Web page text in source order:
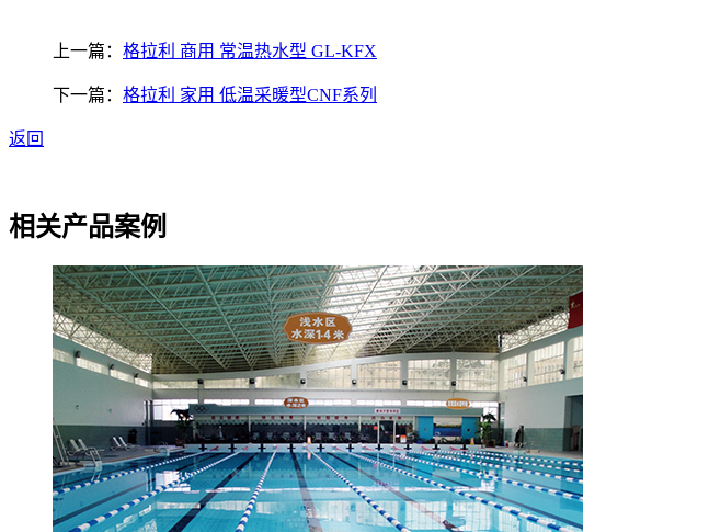
上一篇： 格拉利 商用 常温热水型 GL-KFX
下一篇： 格拉利 家用 低温采暖型CNF系列
返回
相关产品案例